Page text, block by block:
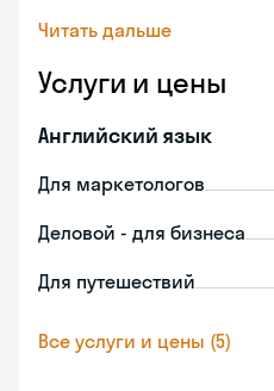
Читать дальше
Услуги и цены
Английский язык
Для маркетологов
Деловой - для бизнеса
Для путешествий
Все услуги и цены (5)